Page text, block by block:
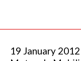
19 January